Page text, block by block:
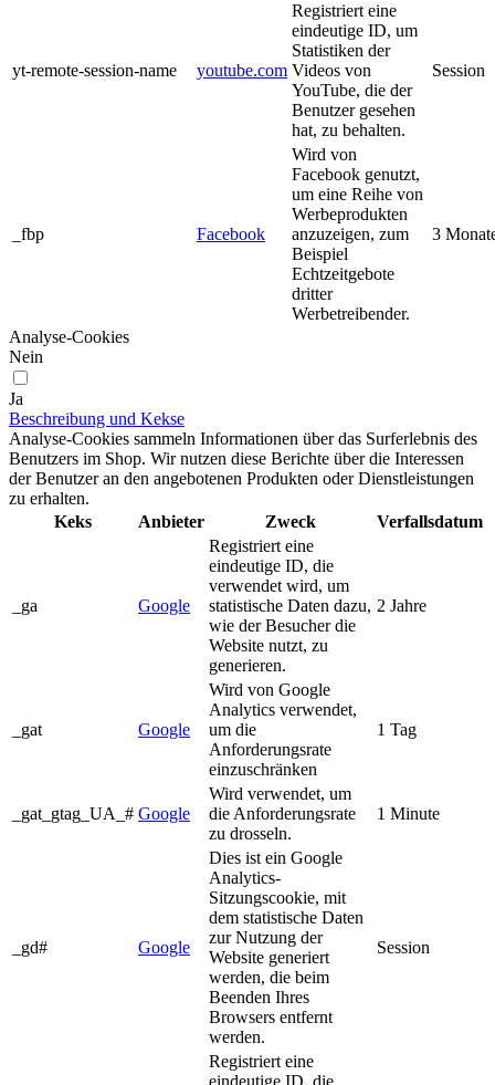
yt-remote-session-name youtube.com
Registriert eine
eindeutige ID, um
Statistiken der
Videos von
YouTube, die der
Benutzer gesehen
hat, zu behalten.
Session
_fbp Facebook
Wird von
Facebook genutzt,
um eine Reihe von
Werbeprodukten
anzuzeigen, zum
Beispiel
Echtzeitgebote
dritter
Werbetreibender.
3
Analyse-Cookies
Nein
Ja
Beschreibung und Kekse
Analyse-Cookies sammeln Informationen über das Surferlebnis des
Benutzers im Shop. Wir nutzen diese Berichte über die Interessen
der Benutzer an den angebotenen Produkten oder Dienstleistungen
zu erhalten.
Keks
Anbieter Zweck Verfallsdatum
_ga Google
Registriert eine
eindeutige ID, die
verwendet wird, um
statistische Daten dazu,
wie der Besucher die
Website nutzt, zu
generieren.
2 Jahre
_gat Google
Wird von Google
Analytics verwendet,
um die
Anforderungsrate
einzuschränken
1 Tag
_gat_gtag_UA_# Google
Wird verwendet, um
die Anforderungsrate
zu drosseln.
1 Minute
_gd# Google
Dies ist ein Google
Analytics-
Sitzungscookie, mit
dem statistische Daten
zur Nutzung der
Website generiert
werden, die beim
Beenden Ihres
Browsers entfernt
werden.
Session
Registriert eine